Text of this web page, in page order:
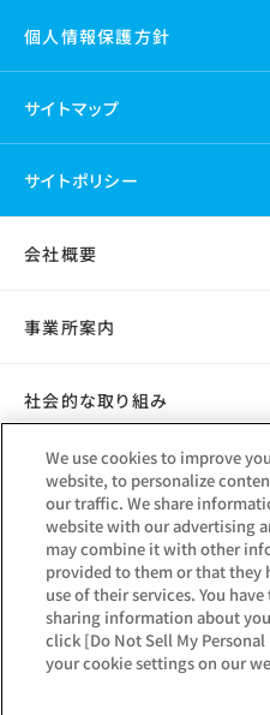
個人情報保護方針
サイトマップ
サイトポリシー
会社概要
事業所案内
社会的な取り組み
採用情報
グループ会社
We use cookies to improve
website, to personalize
our traffic. We share
website with our advertising
may combine it with other
provided to them or that they
use of their services. You
sharing information about
click [Do Not Sell My
your cookie settings on our